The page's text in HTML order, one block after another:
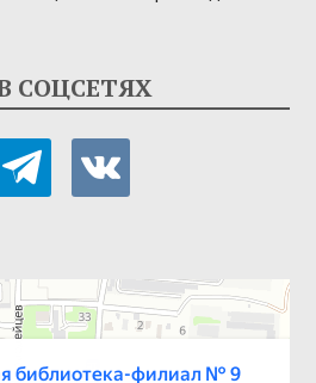
СОЦСЕТЯХ
vkontakte
№ 9